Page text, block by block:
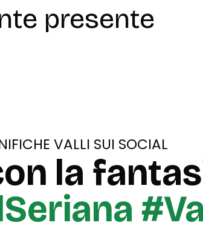
presente
VALLI SUI SOCIAL
la